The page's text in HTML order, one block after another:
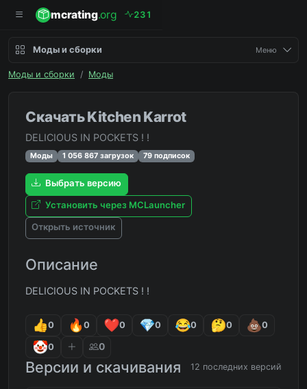
mcrating.org 23 1
Моды и сборки Меню
Моды и сборки / Моды
Скачать Kitchen Karrot
DELICIOUS IN POCKETS ! !
Моды 1 056 867 загрузок 79 подписок
Выбрать версию
Установить через MCLauncher
Открыть источник
Описание
DELICIOUS IN POCKETS ! !
0 0 0 0 0 0 0
0 0
Версии и скачивания 12 последних версий